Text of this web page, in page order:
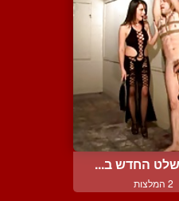
החדש ב...
2 המלצות